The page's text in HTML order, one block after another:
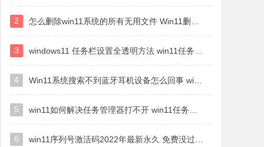
2
3
4
5
6